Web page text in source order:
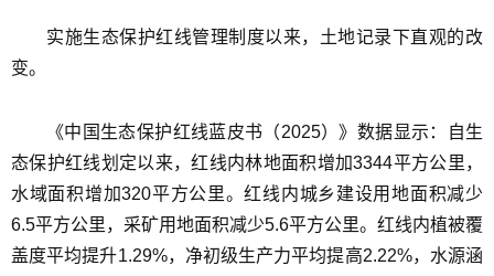
实施生态保护红线管理制度以来，土地记录下直观的改
变。
《中国生态保护红线蓝皮书（2025）》数据显示：自生
态保护红线划定以来，红线内林地面积增加3344平方公里，
水域面积增加320平方公里。红线内城乡建设用地面积减少
6.5平方公里，采矿用地面积减少5.6平方公里。红线内植被覆
盖度平均提升1.29%，净初级生产力平均提高2.22%，水源涵